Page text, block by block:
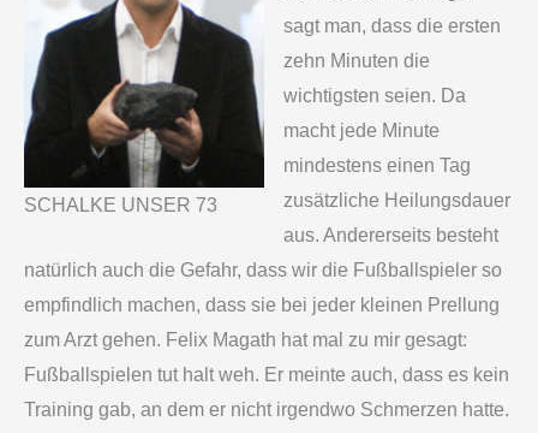
SCHALKE UNSER 73
sagt man, dass die ersten
zehn Minuten die
wichtigsten seien. Da
macht jede Minute
mindestens einen Tag
zusätzliche Heilungsdauer
aus. Andererseits besteht
natürlich auch die Gefahr, dass wir die Fußballspieler so
empfindlich machen, dass sie bei jeder kleinen Prellung
zum Arzt gehen. Felix Magath hat mal zu mir gesagt:
Fußballspielen tut halt weh. Er meinte auch, dass es kein
Training gab, an dem er nicht irgendwo Schmerzen hatte.